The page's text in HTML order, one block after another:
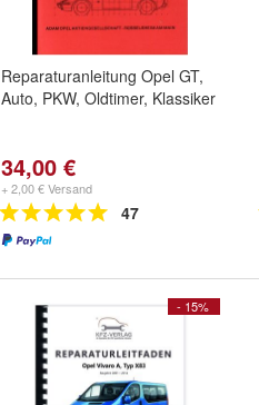
Reparaturanleitung Opel GT,
Auto, PKW, Oldtimer, Klassiker
34,00 €
+ 2,00 € Versand
47
- 15%